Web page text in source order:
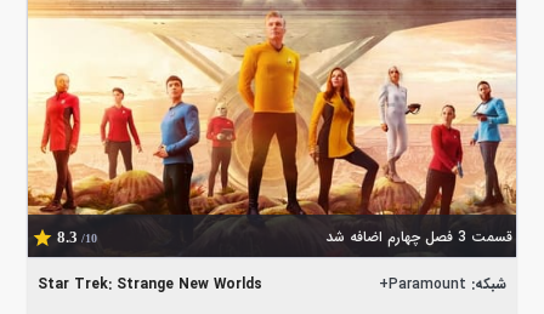
قسمت 3 فصل چهارم اضافه شد 8.3 /10
Star Trek: Strange New Worlds شبکه: Paramount+